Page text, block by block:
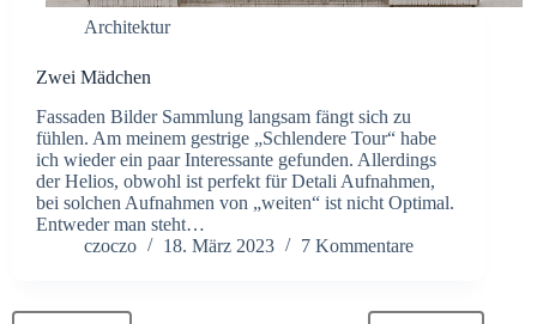
Architektur
Zwei Mädchen
Fassaden Bilder Sammlung langsam fängt sich zu
fühlen. Am meinem gestrige „Schlendere Tour“ habe
ich wieder ein paar Interessante gefunden. Allerdings
der Helios, obwohl ist perfekt für Detali Aufnahmen,
bei solchen Aufnahmen von „weiten“ ist nicht Optimal.
Entweder man steht…
czoczo
18. März 2023 7 Kommentare